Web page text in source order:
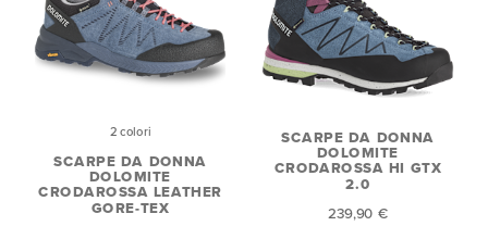
2 colori
SCARPE DA DONNA
DOLOMITE
CRODAROSSA LEATHER
GORE-TEX
SCARPE DA DONNA
DOLOMITE
CRODAROSSA HI GTX
2.0
239,90 €